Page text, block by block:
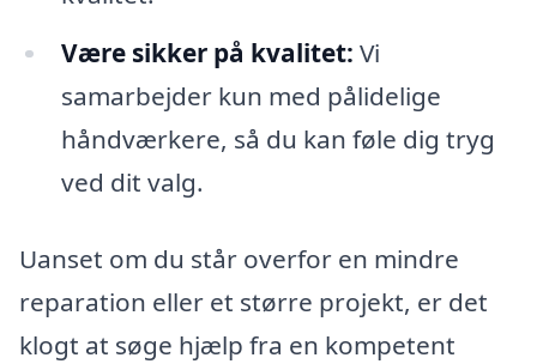
Være sikker på kvalitet: Vi
samarbejder kun med pålidelige
håndværkere, så du kan føle dig tryg
ved dit valg.
Uanset om du står overfor en mindre
reparation eller et større projekt, er det
klogt at søge hjælp fra en kompetent